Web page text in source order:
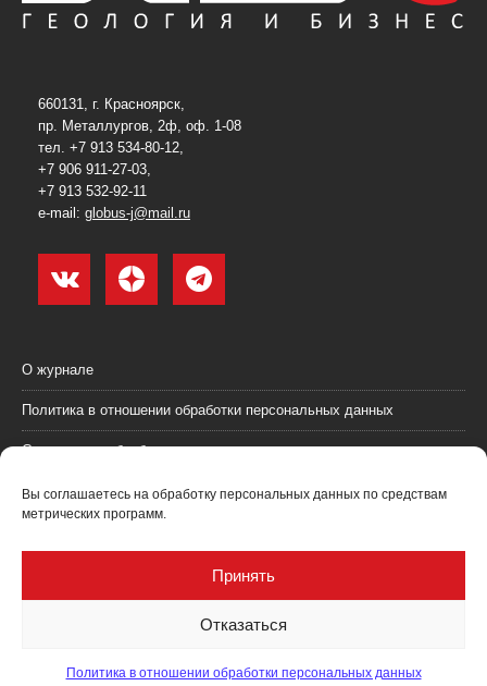
Вы соглашаетесь на обработку персональных данных по средствам
метрических программ.
Принять
Отказаться
Политика в отношении обработки персональных данных
660131, г. Красноярск,
пр. Металлургов, 2ф, оф. 1-08
тел. +7 913 534-80-12,
+7 906 911-27-03,
+7 913 532-92-11
e-mail: globus-j@mail.ru
О журнале
Политика в отношении обработки персональных данных
Согласие на обработку персональных данных
Пользовательское соглашение (оферта)
Журнал "Глобус: геология и бизнес" @ 2021. Все права соблюдены.